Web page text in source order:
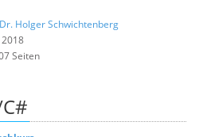
Dr. Holger Schwichtenberg
Seiten